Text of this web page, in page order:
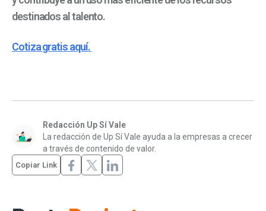
destinados al talento.
Cotiza gratis aquí.
Redacción Up Sí Vale
La redacción de Up Sí Vale ayuda a la empresas a crecer
a través de contenido de valor.
Copiar Link